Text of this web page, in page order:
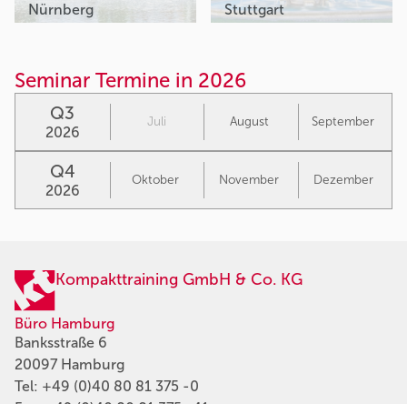
Nürnberg Stuttgart
Seminar Termine in 2026
Q3
2026
Juli August September
Q4
2026
Oktober November Dezember
Kompakttraining GmbH & Co. KG
Büro Hamburg
Banksstraße 6
20097 Hamburg
Tel: +49 (0)40 80 81 375 -0